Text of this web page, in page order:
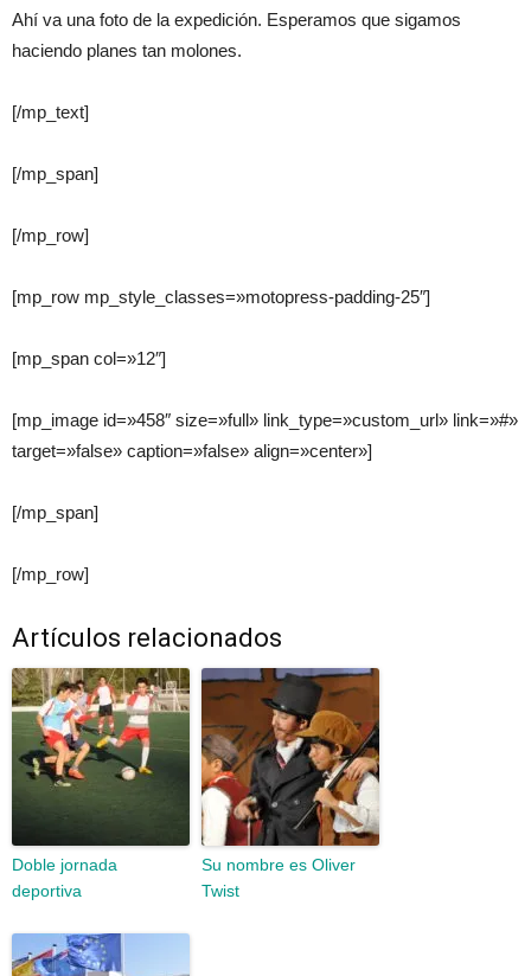
Ahí va una foto de la expedición. Esperamos que sigamos
haciendo planes tan molones.
[/mp_text]
[/mp_span]
[/mp_row]
[mp_row mp_style_classes=»motopress-padding-25″]
[mp_span col=»12″]
[mp_image id=»458″ size=»full» link_type=»custom_url» link=»#»
target=»false» caption=»false» align=»center»]
[/mp_span]
[/mp_row]
Artículos relacionados
Doble jornada
deportiva
Su nombre es Oliver
Twist